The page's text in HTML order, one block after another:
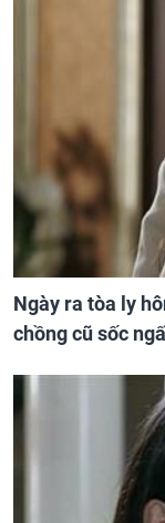
Ngày ra tòa ly
chồng cũ sốc